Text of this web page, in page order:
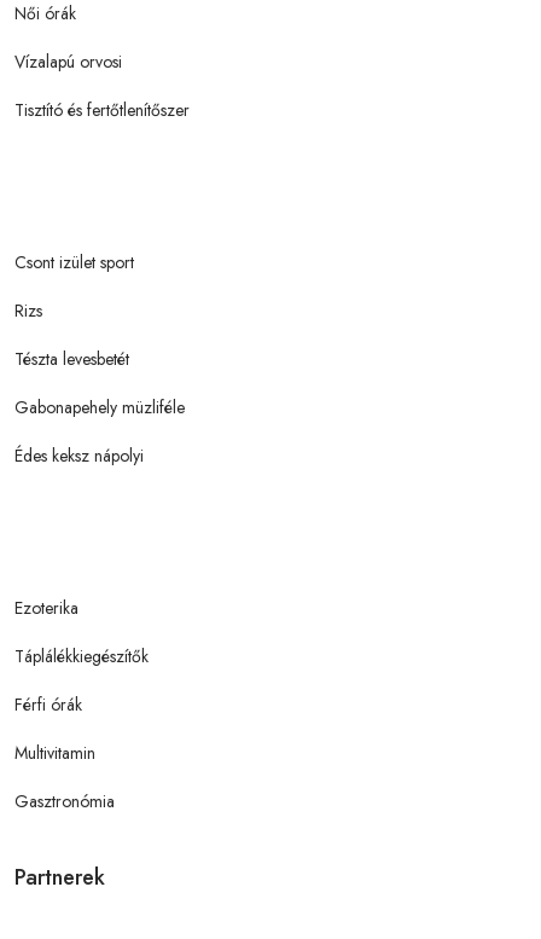
Női órák
Vízalapú orvosi
Tisztító és fertőtlenítőszer
Csont izület sport
Rizs
Tészta levesbetét
Gabonapehely müzliféle
Édes keksz nápolyi
Ezoterika
Táplálékkiegészítők
Férfi órák
Multivitamin
Gasztronómia
Partnerek